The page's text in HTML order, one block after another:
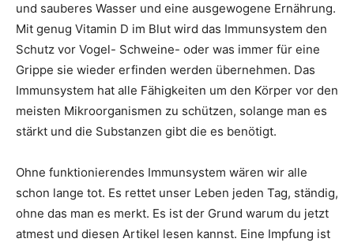
und sauberes Wasser und eine ausgewogene Ernährung.
Mit genug Vitamin D im Blut wird das Immunsystem den
Schutz vor Vogel- Schweine- oder was immer für eine
Grippe sie wieder erfinden werden übernehmen. Das
Immunsystem hat alle Fähigkeiten um den Körper vor den
meisten Mikroorganismen zu schützen, solange man es
stärkt und die Substanzen gibt die es benötigt.
Ohne funktionierendes Immunsystem wären wir alle
schon lange tot. Es rettet unser Leben jeden Tag, ständig,
ohne das man es merkt. Es ist der Grund warum du jetzt
atmest und diesen Artikel lesen kannst. Eine Impfung ist